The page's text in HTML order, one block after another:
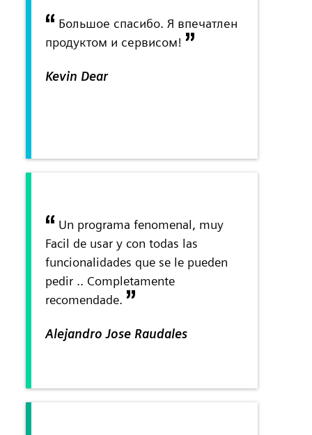
Большое спасибо. Я впечатлен
продуктом и сервисом!
Kevin Dear
Un programa fenomenal, muy
Facil de usar y con todas las
funcionalidades que se le pueden
pedir .. Completamente
recomendade.
Alejandro Jose Raudales